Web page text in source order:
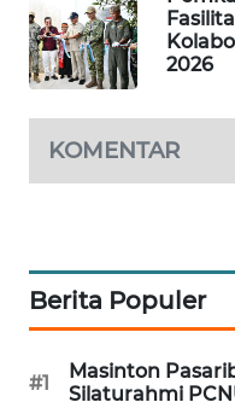
2026
KOMENTAR
Berita Populer
#1
Masinton
Silaturahmi
TAMBANG
NEWS
SITUNGIR
NEWS
NEWS
SIBARAGAS
NEWS